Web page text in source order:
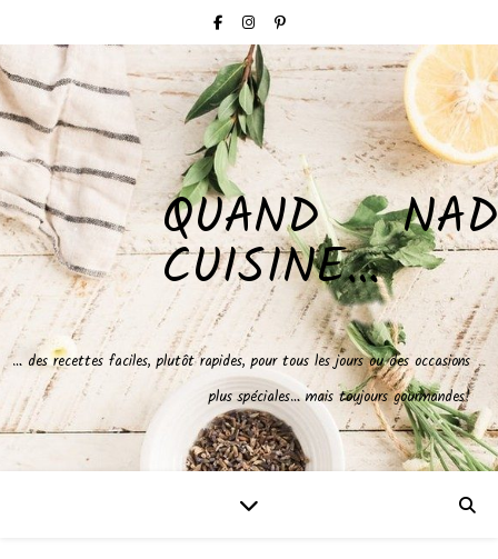
QUAND NAD
CUISINE…
… des recettes faciles, plutôt rapides, pour tous les jours ou des occasions
plus spéciales… mais toujours gourmandes!